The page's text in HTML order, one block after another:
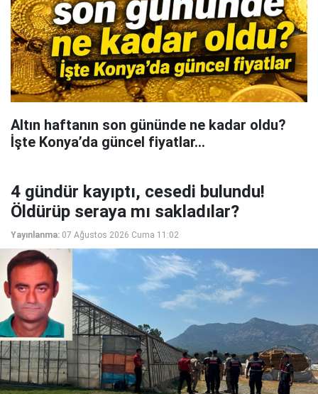
Altın haftanın son gününde ne kadar oldu?
İşte Konya’da güncel fiyatlar...
4 gündür kayıptı, cesedi bulundu!
Öldürüp seraya mı sakladılar?
Yayınlanma: 07 Ağustos 2026 Cuma 11:02